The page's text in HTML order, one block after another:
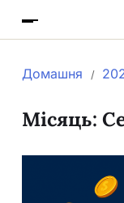
Домашня
Місяць: